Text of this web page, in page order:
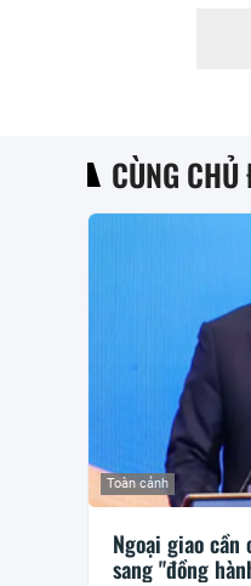
CÙNG CHỦ
Ngoại giao
sang "đồng
Toàn cảnh